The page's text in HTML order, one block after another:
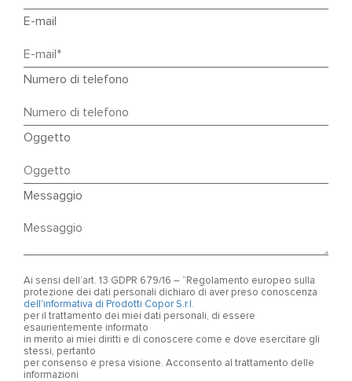
E-mail
Numero di telefono
Oggetto
Messaggio
Ai sensi dell’art. 13 GDPR 679/16 – “Regolamento europeo sulla
protezione dei dati personali dichiaro di aver preso conoscenza
dell'informativa di Prodotti Copor S.r.l.
per il trattamento dei miei dati personali, di essere
esaurientemente informato
in merito ai miei diritti e di conoscere come e dove esercitare gli
stessi, pertanto
per consenso e presa visione. Acconsento al trattamento delle
informazioni